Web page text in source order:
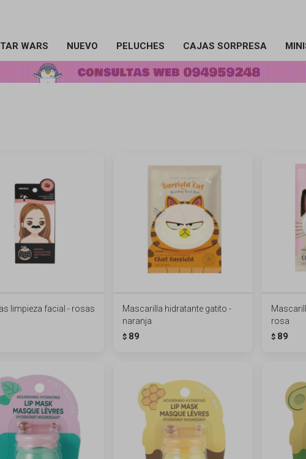
WARS NUEVO PELUCHES CAJAS SORPRESA
limpieza facial - rosas
Mascarilla hidratante gatito -
naranja
$ 89
rosa
$ 89